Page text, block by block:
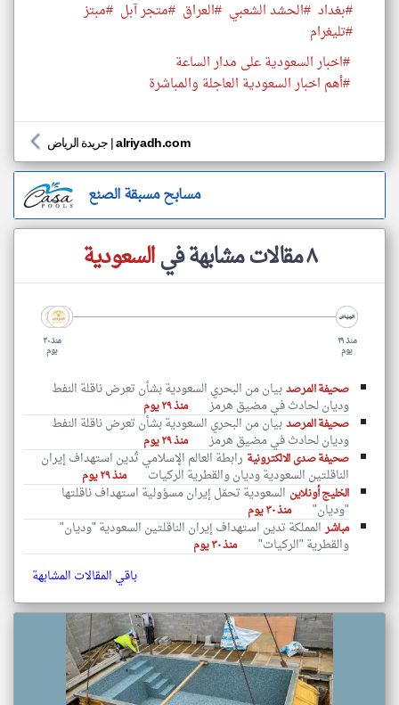
#بغداد #الحشد الشعبي #العراق #متجر آبل #مبتز
#تليغرام
#اخبار السعودية على مدار الساعة
#أهم اخبار السعودية العاجلة والمباشرة
جريدة الرياض |alriyadh.com
مسابح مسبقة الصنع
٨ مقالات مشابهة في السعودية
منذ ٣٠
يوم
منذ ٢٩
يوم
صحيفة المرصدبيان من البحري السعودية بشأن تعرض ناقلة النفط
وديان لحادث في مضيق هرمز
منذ ٢٩ يوم
صحيفة المرصدبيان من البحري السعودية بشأن تعرض ناقلة النفط
وديان لحادث في مضيق هرمز
منذ ٢٩ يوم
صحيفة صدى الالكترونية رابطة العالم الإسلامي تُدين استهداف إيران
الناقلتين السعودية وديان والقطرية الركيات
منذ ٢٩ يوم
الخليج أونلاين السعودية تحمّل إيران مسؤولية استهداف ناقلتها
"وديان"
منذ ٣٠ يوم
مباشر المملكة تدين استهداف إيران الناقلتين السعودية "وديان"
والقطرية "الركيات" منذ ٣٠ يوم
باقي المقالات المشابهة